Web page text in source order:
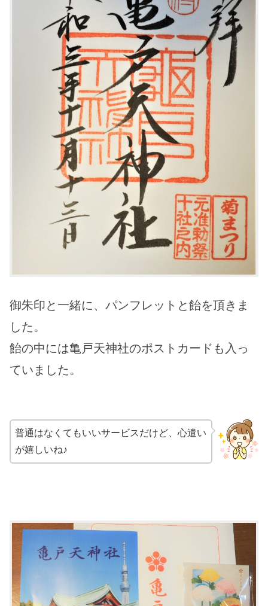
御朱印と一緒に、 パンフレットと飴を頂きま
した。
飴の中には亀戸天神社のポストカード も入っ
ていました。
普通はなくてもいいサービスだけど、心遣い
が嬉しいね♪